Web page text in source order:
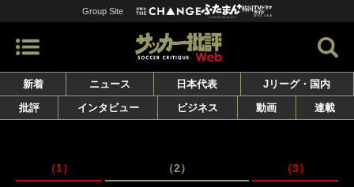
Group Site
新着 ニュース 日本代表
Jリーグ・国内
批評
インタビュー ビジネス 動画 連載
（1） （2） （3）